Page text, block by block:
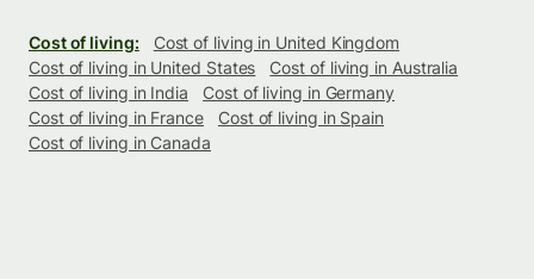
Cost of living:
Cost of living in United Kingdom
Cost of living in United States
Cost of living in Australia
Cost of living in India
Cost of living in Germany
Cost of living in France
Cost of living in Spain
Cost of living in Canada